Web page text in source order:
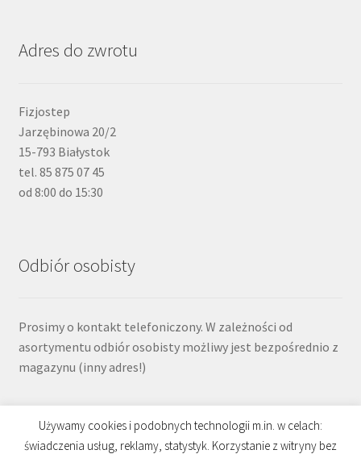
Adres do zwrotu
Fizjostep
Jarzębinowa 20/2
15-793 Białystok
tel. 85 875 07 45
od 8:00 do 15:30
Odbiór osobisty
Prosimy o kontakt telefoniczony. W zależności od
asortymentu odbiór osobisty możliwy jest bezpośrednio z
magazynu (inny adres!)
Używamy cookies i podobnych technologii m.in. w celach:
świadczenia usług, reklamy, statystyk. Korzystanie z witryny bez